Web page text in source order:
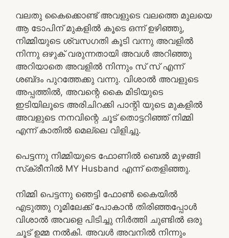
വലതു കൈക്കൊണ്ട് അവളുടെ വലത്തെ മുലയെ
ആ ടോപിന് മുകളിൽ കൂടെ ഒന്ന് ഉഴിഞ്ഞു,
നിമ്മിയുടെ ശ്വസഗതി കൂടി വന്നു അവളിൽ
നിന്നു ഒഴുക് വരുന്നതായി അവൾ അറിഞ്ഞു
അറിയാതെ അവളിൽ നിന്നും സ് സ് എന്ന്
ശബ്‌ദം പുറത്തേക്കു വന്നു. വിശാൽ അവളുടെ
അപ്പത്തിൽ, അവന്റെ കൈ മിടിയുടെ
ഇടിയിലൂടെ അരിചിറക്കി പാന്റി യുടെ മുകളിൽ
അവളുടെ നനവിന്റെ ചൂട് തൊട്ടറിഞ്ഞ് നിമ്മി
എന്ന് കാതിൽ മെല്ലെ വിളിച്ചു.
പെട്ടന്നു നിമ്മിയുടെ ഫോണിൽ ബെൽ മുഴങ്ങി
സ്‌ക്രീനിൽ MY Husband എന്ന് തെളിഞ്ഞു.
നിമ്മി പെട്ടന്നു ഞെട്ടി ഫോൺ കൈയിൽ
എടുത്തു റൂമിലേക്ക് പോകാൻ തിരിഞ്ഞപ്പോൾ
വിശാൽ അവളെ പിടിച്ചു നിർത്തി ചുണ്ടിൽ ഒരു
ചൂട് ഉമ്മ നൽകി. അവൾ അവനിൽ നിന്നും